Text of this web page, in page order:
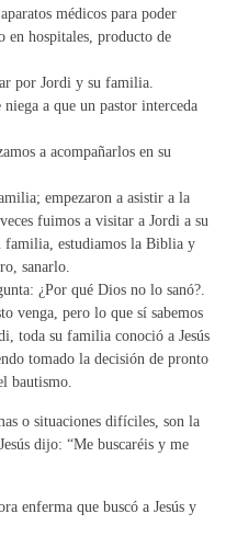
médicos para poder
en hospitales, producto de
por Jordi y su familia.
a que un pastor interceda
a acompañarlos en su
empezaron a asistir a la
fuimos a visitar a Jordi a su
familia, estudiamos la Biblia y
sanarlo.
¿Por qué Dios no lo sanó?.
venga, pero lo que sí sabemos
toda su familia conoció a Jesús
tomado la decisión de pronto
bautismo.
o situaciones difíciles, son la
dijo: “Me buscaréis y me
enferma que buscó a Jesús y